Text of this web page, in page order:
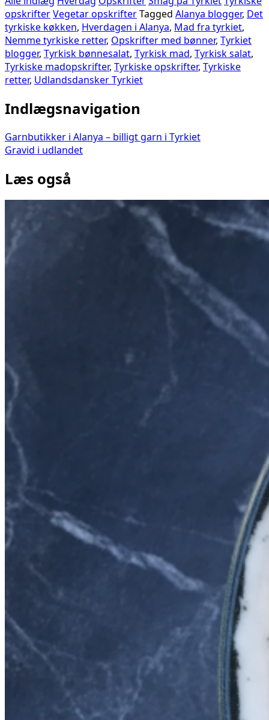
opskrifterVegetar opskrifterTagged Alanya blogger, Det
tyrkiske køkken, Hverdagen i Alanya, Mad fra tyrkiet,
Nemme tyrkiske retter, Opskrifter med bønner, Tyrkiet
blogger, Tyrkisk bønnesalat, Tyrkisk mad, Tyrkisk salat,
Tyrkiske madopskrifter, Tyrkiske opskrifter, Tyrkiske
retter, Udlandsdansker Tyrkiet
Indlægsnavigation
Garnbutikker i Alanya – billigt garn i Tyrkiet
Gravid i udlandet
Læs også